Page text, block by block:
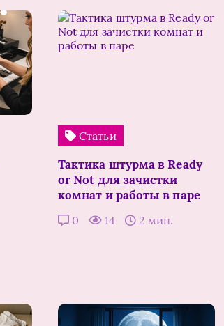
Статьи
Тактика штурма в Ready
or Not для зачистки
комнат и работы в паре
0 14 2 мин.